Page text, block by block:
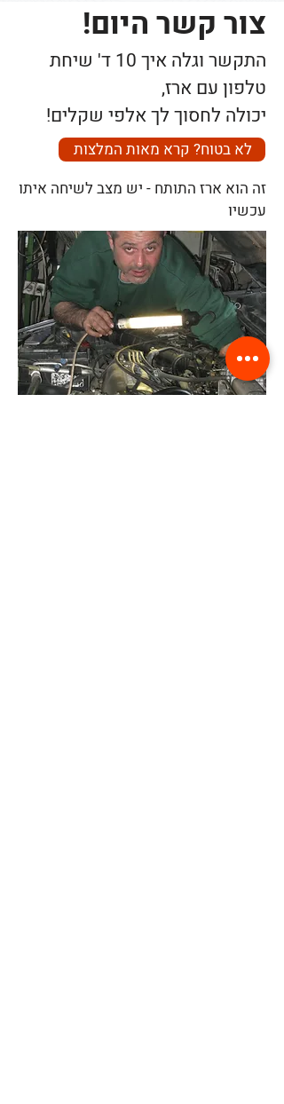
צור קשר היום!
התקשר וגלה איך 10 ד' שיחת
טלפון עם ארז,
יכולה לחסוך לך אלפי שקלים!
לא בטוח? קרא מאות המלצות
זה הוא ארז התותח - יש מצב לשיחה איתו
עכשיו